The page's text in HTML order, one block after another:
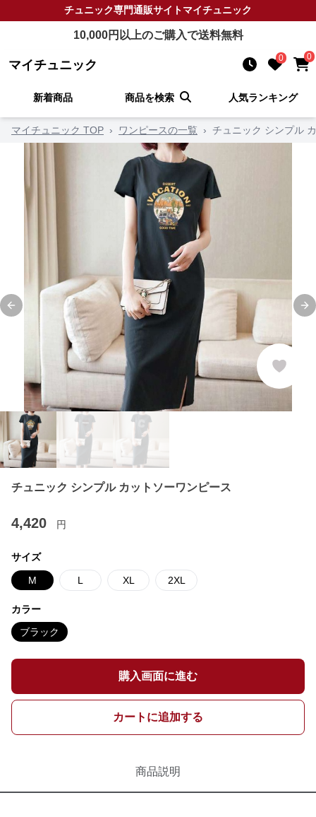
チュニック専門通販サイトマイチュニック
10,000円以上のご購入で送料無料
マイチュニック 0 0
新着商品 商品を検索 人気ランキング
マイチュニック TOP › ワンピースの一覧 › チュニック シンプル
Previous slide
チュニック シンプル カットソーワンピース
4,420 円
サイズ
M L XL 2XL
カラー
ブラック
購入画面に進む
カートに追加する
商品説明